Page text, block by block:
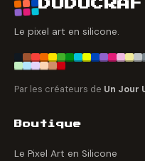
Le pixel art en silicone.
Par les créateurs de Un Jour
Boutique
Le Pixel Art en Silicone